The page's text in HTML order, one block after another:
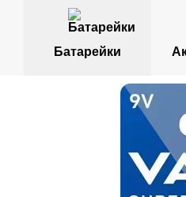
Батарейки